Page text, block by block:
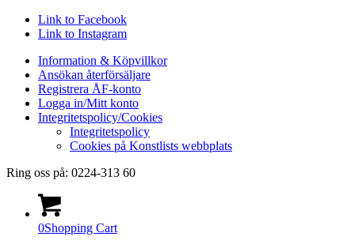
Link to Facebook
Link to Instagram
Information & Köpvillkor
Ansökan återförsäljare
Registrera ÅF-konto
Logga in/Mitt konto
Integritetspolicy/Cookies
Integritetspolicy
Cookies på Konstlists webbplats
Ring oss på: 0224-313 60
0Shopping Cart